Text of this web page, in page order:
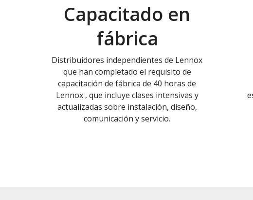
Capacitado en
fábrica
Distribuidores independientes de Lennox
que han completado el requisito de
capacitación de fábrica de 40 horas de
Lennox , que incluye clases intensivas y
actualizadas sobre instalación, diseño,
comunicación y servicio.